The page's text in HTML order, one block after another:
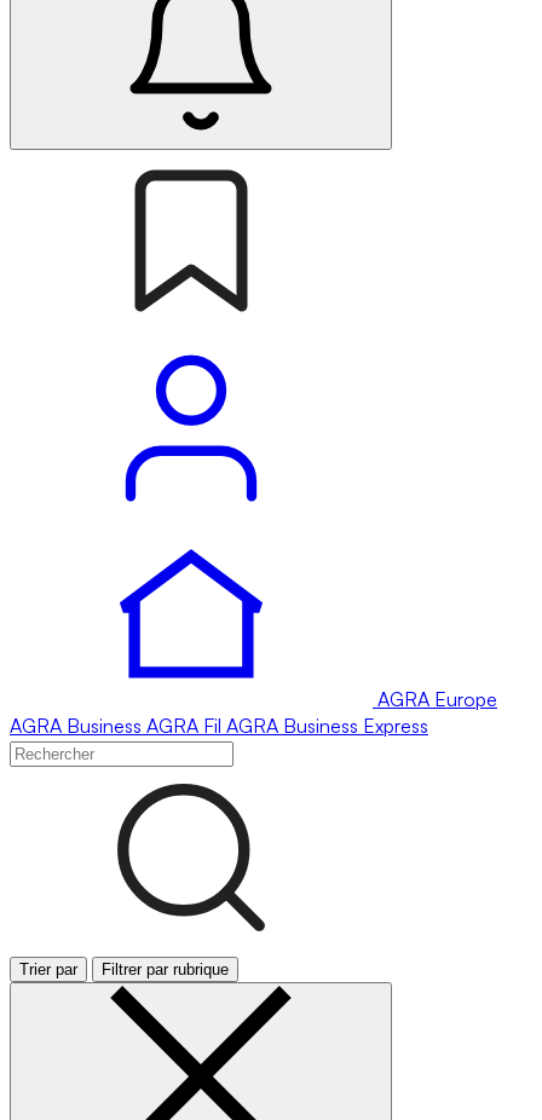
AGRA Europe
AGRA Business AGRA Fil AGRA Business Express
Trier par Filtrer par rubrique